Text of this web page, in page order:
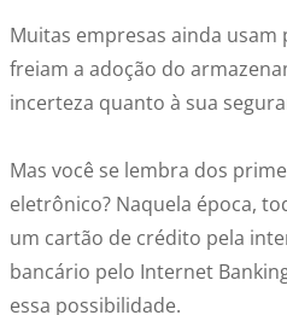
Muitas empresas ainda
freiam a adoção do
incerteza quanto à sua
Mas você se lembra dos
eletrônico? Naquela época,
um cartão de crédito pela
bancário pelo Internet
essa possibilidade.